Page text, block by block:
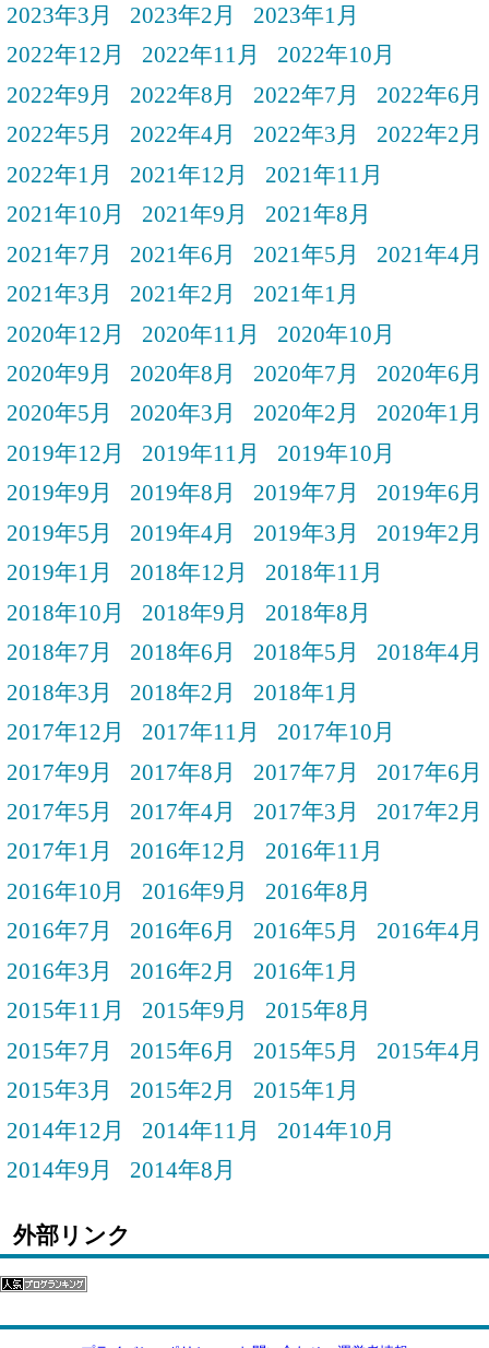
2023年3月
2023年2月
2023年1月
2022年12月
2022年11月
2022年10月
2022年9月
2022年8月 2022年7月
2022年6月
2022年5月
2022年4月 2022年3月
2022年2月
2022年1月
2021年12月
2021年11月
2021年10月
2021年9月
2021年8月
2021年7月
2021年6月 2021年5月
2021年4月
2021年3月
2021年2月
2021年1月
2020年12月
2020年11月
2020年10月
2020年9月
2020年8月 2020年7月
2020年6月
2020年5月
2020年3月 2020年2月
2020年1月
2019年12月
2019年11月
2019年10月
2019年9月
2019年8月 2019年7月
2019年6月
2019年5月
2019年4月 2019年3月
2019年2月
2019年1月
2018年12月
2018年11月
2018年10月
2018年9月
2018年8月
2018年7月
2018年6月 2018年5月
2018年4月
2018年3月
2018年2月
2018年1月
2017年12月
2017年11月
2017年10月
2017年9月
2017年8月 2017年7月
2017年6月
2017年5月
2017年4月 2017年3月
2017年2月
2017年1月
2016年12月
2016年11月
2016年10月
2016年9月
2016年8月
2016年7月
2016年6月 2016年5月
2016年4月
2016年3月
2016年2月
2016年1月
2015年11月
2015年9月
2015年8月
2015年7月
2015年6月 2015年5月
2015年4月
2015年3月
2015年2月
2015年1月
2014年12月
2014年11月
2014年10月
2014年9月
2014年8月
外部リンク